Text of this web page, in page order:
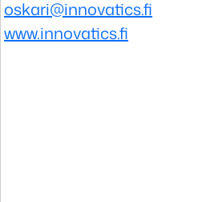
oskari@innovatics.fi
www.innovatics.fi